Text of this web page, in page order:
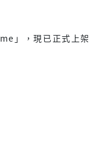
」，現已正式上架